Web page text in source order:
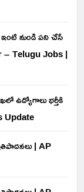
ఇంటి నుండి పని చేసే
– Telugu Jobs |
ఉద్యోగాలు భర్తీకి
Update
| AP